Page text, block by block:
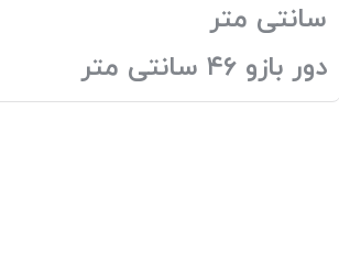
سانتی متر
دور بازو ۴۶ سانتی متر